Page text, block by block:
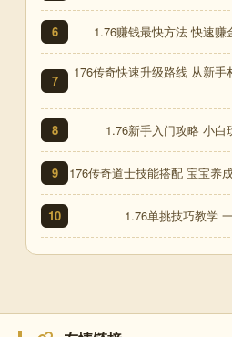
6 1.76赚钱最快方法 快速赚
7
176传奇快速升级路线 从新手
8 1.76新手入门攻略 小白
9 176传奇道士技能搭配 宝宝养
10 1.76单挑技巧教学